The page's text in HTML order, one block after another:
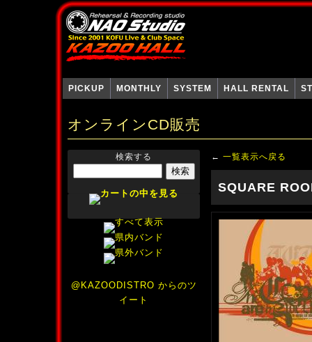
PICKUP MONTHLY SYSTEM HALL RENTAL
オンラインCD販売
検索する
@KAZOODISTRO からのツ
イート
← 一覧表示へ戻る
SQUARE